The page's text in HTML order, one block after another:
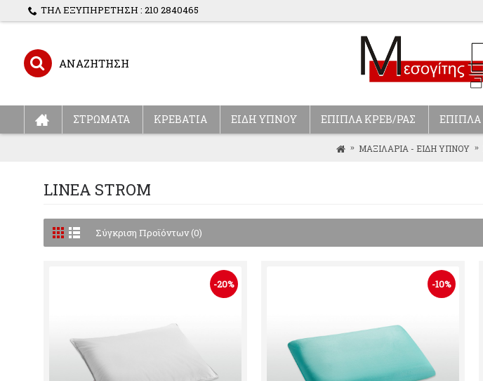
ΤΗΛ ΕΞΥΠΗΡΕΤΗΣΗ : 210 2840465
ΣΤΡΩΜΑΤΑ ΚΡΕΒΑΤΙΑ ΕΙΔΗ ΥΠΝΟΥ ΕΠΙΠΛΑ ΚΡΕΒ/ΡΑΣ ΕΠΙΠΛΑ
ΜΑΞΙΛΑΡΙΑ - ΕΙΔΗ ΥΠΝΟΥ
LINEA STROM
Σύγκριση Προϊόντων (0)
-20% -10%